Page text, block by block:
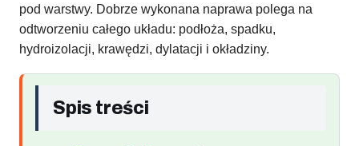
pod warstwy. Dobrze wykonana naprawa polega na
odtworzeniu całego układu: podłoża, spadku,
hydroizolacji, krawędzi, dylatacji i okładziny.
Spis treści